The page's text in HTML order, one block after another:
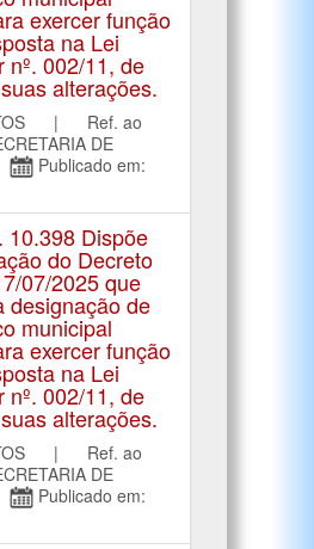
exercer função
na Lei
nº. 002/11, de
alterações.
| Ref. ao
DE
Publicado em:
10.398 Dispõe
do Decreto
07/2025 que
designação de
municipal
exercer função
na Lei
nº. 002/11, de
alterações.
| Ref. ao
DE
Publicado em: